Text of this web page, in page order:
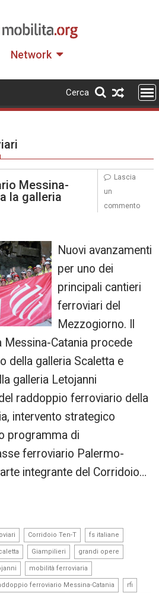
Network
Cerca
Messina-
la galleria
Nuovi avanzamenti
per uno dei
principali cantieri
ferroviari del
Mezzogiorno. Il
Messina-Catania procede
della galleria Scaletta e
galleria Letojanni
raddoppio ferroviario della
intervento strategico
programma di
ferroviario Palermo-
integrante del Corridoio…
Corridoio Ten-T fs italiane
Giampilieri grandi opere
mobilità ferroviaria
ferroviario Messina-Catania rfi
Lascia
un
commento